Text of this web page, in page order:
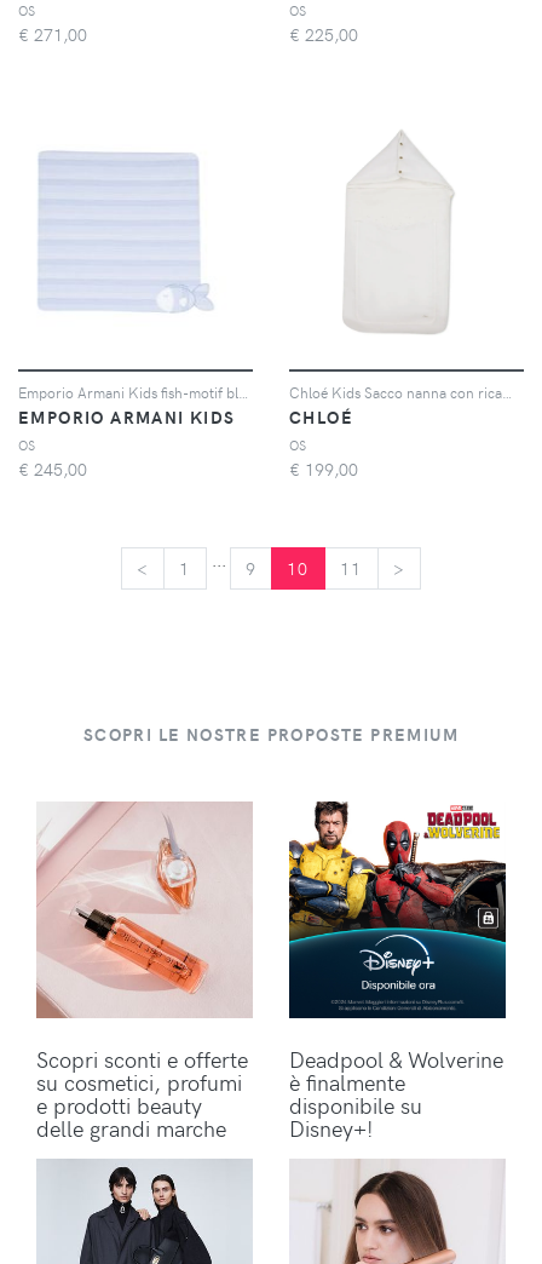
OS
€ 271,00
OS
€ 225,00
EMPORIO ARMANI KIDS
OS
€ 245,00
CHLOÉ
OS
€ 199,00
< 1 ... 9 10 11 >
SCOPRI LE NOSTRE PROPOSTE PREMIUM
Scopri sconti e offerte
su cosmetici, profumi
e prodotti beauty
delle grandi marche
Deadpool & Wolverine
è finalmente
disponibile su
Disney+!